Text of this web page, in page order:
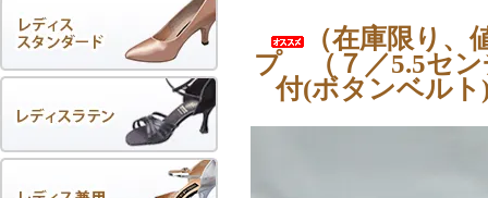
（在庫限り
プ （７／5.5セ
付(ボタンベル